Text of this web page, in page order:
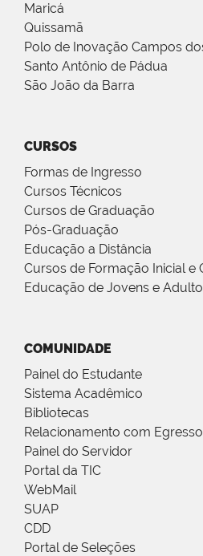
Maricá
Quissamã
Polo de Inovação Campos
Santo Antônio de Pádua
São João da Barra
CURSOS
Formas de Ingresso
Cursos Técnicos
Cursos de Graduação
Pós-Graduação
Educação a Distância
Cursos de Formação Inicial e
Educação de Jovens e
COMUNIDADE
Painel do Estudante
Sistema Acadêmico
Bibliotecas
Relacionamento com
Painel do Servidor
Portal da TIC
WebMail
SUAP
CDD
Portal de Seleções